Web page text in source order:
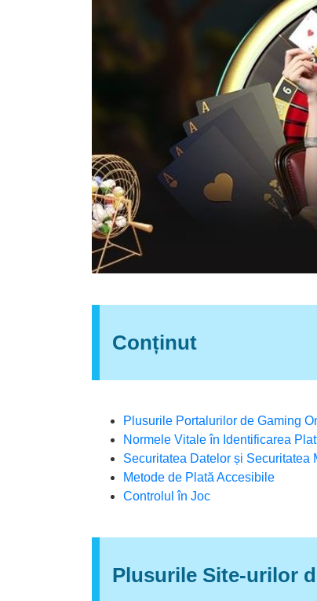
Conținut
Plusurile Portalurilor de Gaming
Normele Vitale în Identificarea
Securitatea Datelor și Securitatea
Metode de Plată Accesibile
Controlul în Joc
Plusurile Site-urilor